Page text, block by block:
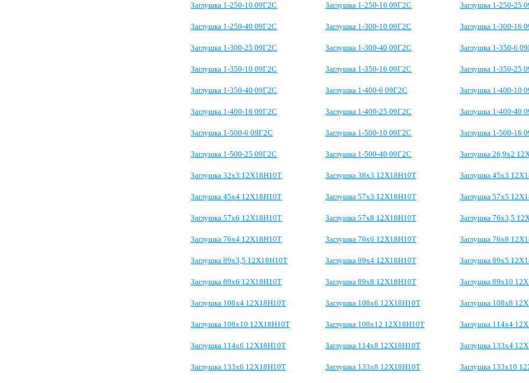
Заглушка 1-250-10 09Г2С Заглушка 1-250-16 09Г2С Заглушка 1-250-25
Заглушка 1-250-40 09Г2С Заглушка 1-300-10 09Г2С Заглушка 1-300-16
Заглушка 1-300-25 09Г2С Заглушка 1-300-40 09Г2С Заглушка 1-350-6
Заглушка 1-350-10 09Г2С Заглушка 1-350-16 09Г2С Заглушка 1-350-25
Заглушка 1-350-40 09Г2С Заглушка 1-400-6 09Г2С Заглушка 1-400-10
Заглушка 1-400-16 09Г2С Заглушка 1-400-25 09Г2С Заглушка 1-400-40
Заглушка 1-500-6 09Г2С Заглушка 1-500-10 09Г2С Заглушка 1-500-16
Заглушка 1-500-25 09Г2С Заглушка 1-500-40 09Г2С Заглушка 26,9х2
Заглушка 32х3 12Х18Н10Т Заглушка 38х3 12Х18Н10Т Заглушка 45х3
Заглушка 45х4 12Х18Н10Т Заглушка 57х3 12Х18Н10Т Заглушка 57х5
Заглушка 57х6 12Х18Н10Т Заглушка 57х8 12Х18Н10Т Заглушка 76х3,5
Заглушка 76х4 12Х18Н10Т Заглушка 76х6 12Х18Н10Т Заглушка 76х8
Заглушка 89х3,5 12Х18Н10Т Заглушка 89х4 12Х18Н10Т Заглушка 89х5
Заглушка 89х6 12Х18Н10Т Заглушка 89х8 12Х18Н10Т Заглушка 89х10
Заглушка 108х4 12Х18Н10Т Заглушка 108х6 12Х18Н10Т Заглушка 108х8
Заглушка 108х10 12Х18Н10Т Заглушка 108х12 12Х18Н10Т Заглушка 114х4
Заглушка 114х6 12Х18Н10Т Заглушка 114х8 12Х18Н10Т Заглушка 133х4
Заглушка 133х6 12Х18Н10Т Заглушка 133х8 12Х18Н10Т Заглушка 133х10